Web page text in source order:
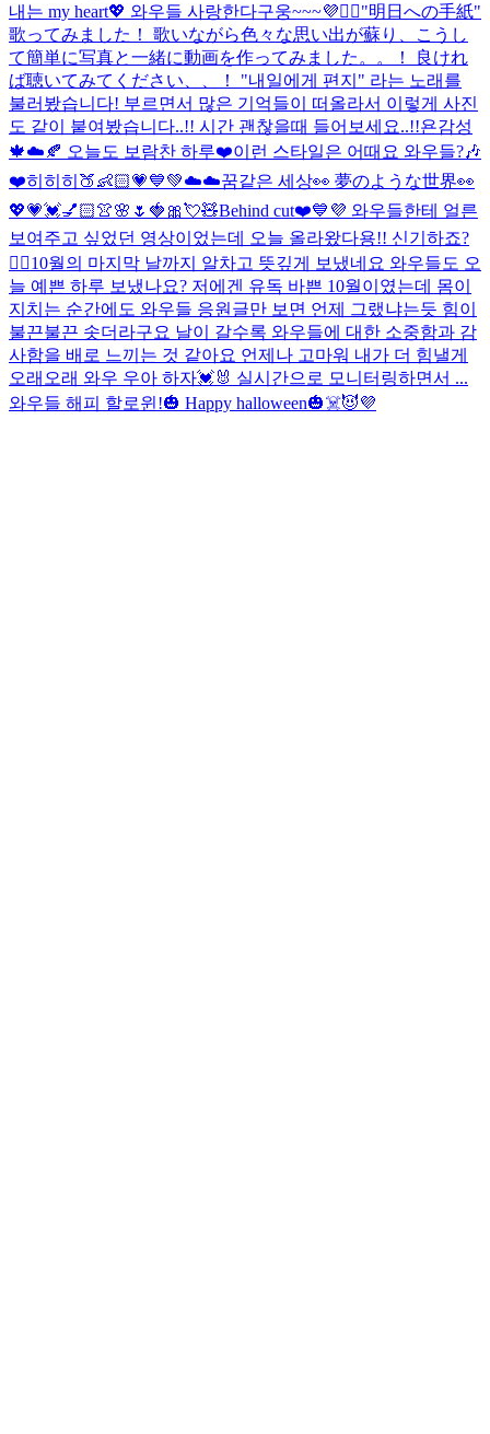
내는 my heart💖 와우들 사랑한다구웅~~~💜🙆‍♀️"明日への手紙"
歌ってみました！ 歌いながら色々な思い出が蘇り、こうし
て簡単に写真と一緒に動画を作ってみました。。！ 良けれ
ば聴いてみてください、、！ "내일에게 편지" 라는 노래를
불러봤습니다! 부르면서 많은 기억들이 떠올라서 이렇게 사진
도 같이 붙여봤습니다..!! 시간 괜찮을때 들어보세요..!!욘감성
🍁☁️🍂 오늘도 보람찬 하루❤️이런 스타일은 어때요 와우들?🎶
❤️히히히🍑👶🏻💗💙💚☁️☁️꿈같은 세상👀 夢のような世界👀
💖💗💓💅🏻👚🌸🌷🍓🎀💘🧸Behind cut❤️💙💜 와우들한테 얼른
보여주고 싶었던 영상이었는데 오늘 올라왔다용!! 신기하죠?
👍🏻10월의 마지막 날까지 알차고 뜻깊게 보냈네요 와우들도 오
늘 예쁜 하루 보냈나요? 저에겐 유독 바쁜 10월이였는데 몸이
지치는 순간에도 와우들 응원글만 보면 언제 그랬냐는듯 힘이
불끈불끈 솟더라구요 날이 갈수록 와우들에 대한 소중함과 감
사함을 배로 느끼는 것 같아요 언제나 고마워 내가 더 힘낼게
오래오래 와우 우아 하자💓🐰 실시간으로 모니터링하면서 ...
와우들 해피 할로윈!🎃 Happy halloween🎃☠️😈💜